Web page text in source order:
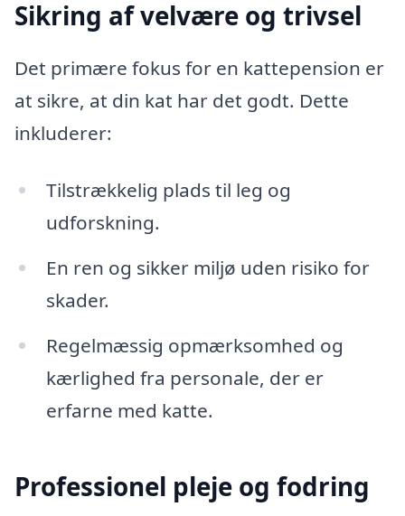
Sikring af velvære og trivsel
Det primære fokus for en kattepension er
at sikre, at din kat har det godt. Dette
inkluderer:
Tilstrækkelig plads til leg og
udforskning.
En ren og sikker miljø uden risiko for
skader.
Regelmæssig opmærksomhed og
kærlighed fra personale, der er
erfarne med katte.
Professionel pleje og fodring